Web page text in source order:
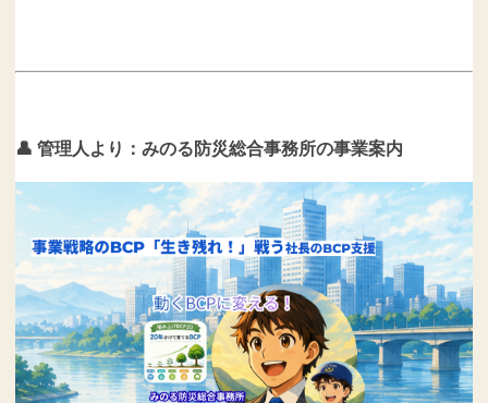
👤 管理人より：みのる防災総合事務所の事業案内